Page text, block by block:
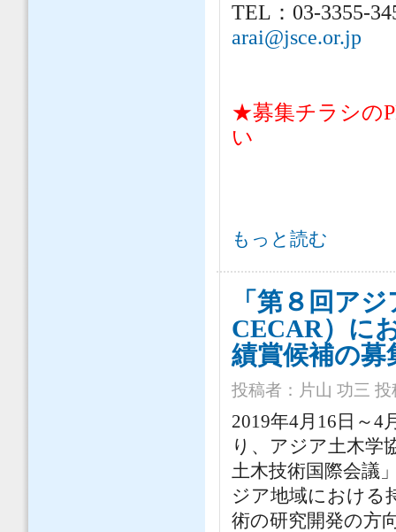
TEL：03-3355-
arai@jsce.or.jp
★募集チラシの
い
Future Leader Forum(FLF) 参加者
もっと読む
「第８回ア
CECAR）に
績賞候補の募
投稿者： 片山 功三 投
2019年4月16日～
り、アジア土木学
土木技術国際会議
ジア地域における
術の研究開発の方